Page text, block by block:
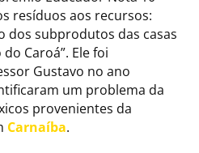
resíduos aos recursos:
dos subprodutos das casas
Caroá”. Ele foi
Gustavo no ano
um problema da
provenientes da
Carnaíba.